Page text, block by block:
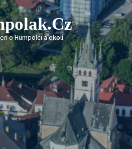
o Humpolci a okolí